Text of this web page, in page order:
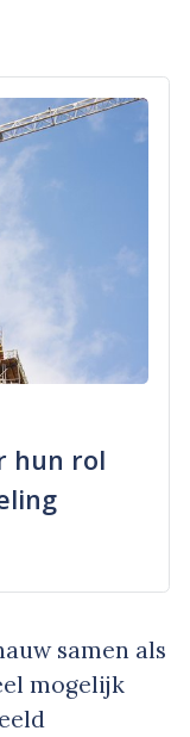
hun rol
samen als
mogelijk